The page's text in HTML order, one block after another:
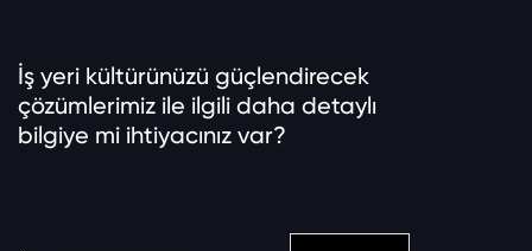
İş yeri kültürünüzü güçlendirecek
çözümlerimiz ile ilgili daha detaylı
bilgiye mi ihtiyacınız var?